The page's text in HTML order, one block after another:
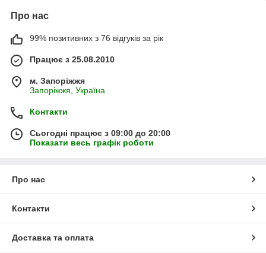
Про нас
99% позитивних з 76 відгуків за рік
Працює з 25.08.2010
м. Запоріжжя
Запоріжжя, Україна
Контакти
Сьогодні працює з 09:00 до 20:00
Показати весь графік роботи
Про нас
Контакти
Доставка та оплата